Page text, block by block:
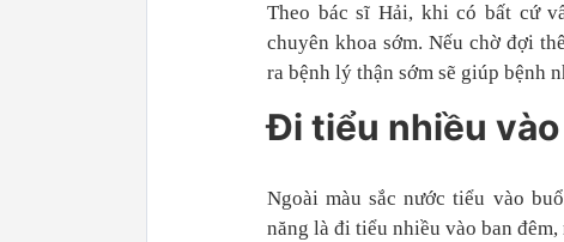
Theo bác sĩ Hải, khi có bất cứ
chuyên khoa sớm. Nếu chờ đợi
ra bệnh lý thận sớm sẽ giúp bệnh
Đi tiểu nhiều
Ngoài màu sắc nước tiểu vào
năng là đi tiểu nhiều vào ban